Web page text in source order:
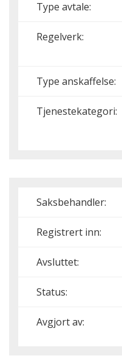
Type avtale:
Regelverk:
Type anskaffelse:
Tjenestekategori:
Saksbehandler:
Registrert inn:
Avsluttet:
Status:
Avgjort av: